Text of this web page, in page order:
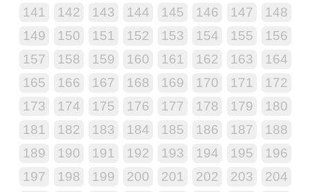
141
142 143 144 145 146 147
148
149
150 151 152 153 154 155
156
157
158 159 160 161 162 163
164
165
166 167 168 169 170 171
172
173
174 175 176 177 178 179
180
181
182 183 184 185 186 187
188
189
190 191 192 193 194 195
196
197
198 199 200 201 202 203 204